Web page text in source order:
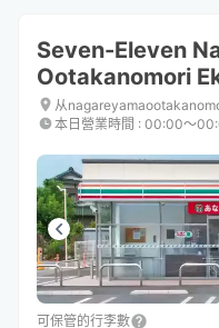
Seven-Eleven
Ootakanomori
从
本日營業時間 : 00:00〜
可保管的行李數